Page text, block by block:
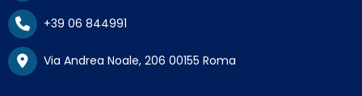
+39 06 844991
Via Andrea Noale, 206 00155 Roma